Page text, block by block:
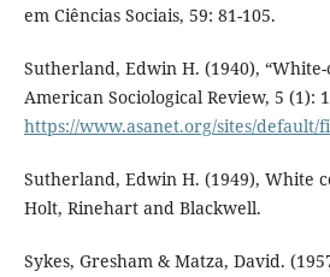
em Ciências Sociais, 59: 81-105.
Sutherland, Edwin H. (1940),
American Sociological Review, 5 (1):
https://www.asanet.org/sites/default/
Sutherland, Edwin H. (1949), White
Holt, Rinehart and Blackwell.
Sykes, Gresham & Matza, David.